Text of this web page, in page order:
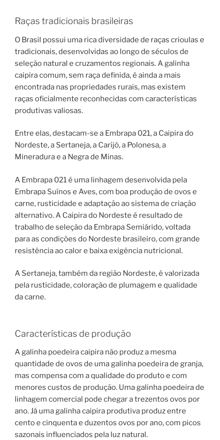
Raças tradicionais brasileiras
O Brasil possui uma rica diversidade de raças crioulas e
tradicionais, desenvolvidas ao longo de séculos de
seleção natural e cruzamentos regionais. A galinha
caipira comum, sem raça definida, é ainda a mais
encontrada nas propriedades rurais, mas existem
raças oficialmente reconhecidas com características
produtivas valiosas.
Entre elas, destacam-se a Embrapa 021, a Caipira do
Nordeste, a Sertaneja, a Carijó, a Polonesa, a
Mineradura e a Negra de Minas.
A Embrapa 021 é uma linhagem desenvolvida pela
Embrapa Suínos e Aves, com boa produção de ovos e
carne, rusticidade e adaptação ao sistema de criação
alternativo. A Caipira do Nordeste é resultado de
trabalho de seleção da Embrapa Semiárido, voltada
para as condições do Nordeste brasileiro, com grande
resistência ao calor e baixa exigência nutricional.
A Sertaneja, também da região Nordeste, é valorizada
pela rusticidade, coloração de plumagem e qualidade
da carne.
Características de produção
A galinha poedeira caipira não produz a mesma
quantidade de ovos de uma galinha poedeira de granja,
mas compensa com a qualidade do produto e com
menores custos de produção. Uma galinha poedeira de
linhagem comercial pode chegar a trezentos ovos por
ano. Já uma galinha caipira produtiva produz entre
cento e cinquenta e duzentos ovos por ano, com picos
sazonais influenciados pela luz natural.